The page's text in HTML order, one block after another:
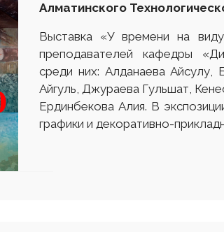
Алматинского
Выставка «У времени на
преподавателей кафедры
среди них: Алданаева Айсулу,
Айгуль, Джураева Гульшат,
Ердинбекова Алия. В
графики и декоративно-